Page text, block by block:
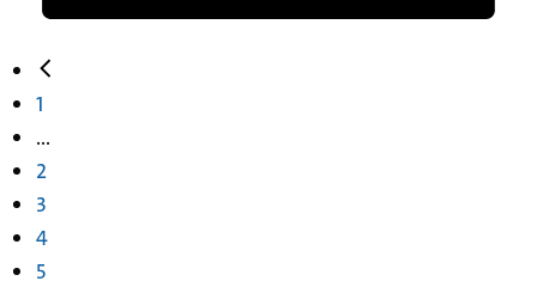
1
...
2
3
4
5